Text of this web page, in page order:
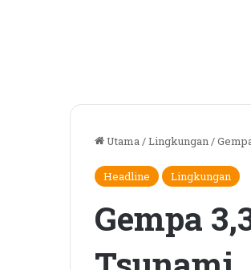
Utama/Lingkungan/
Headline Lingkungan
Gempa